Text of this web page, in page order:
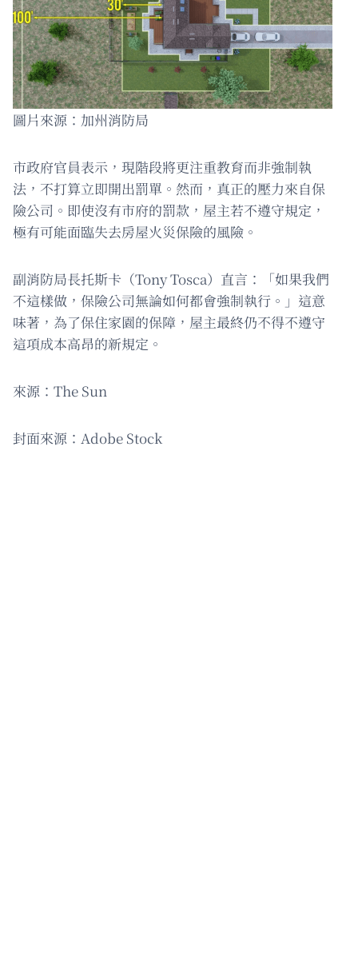
圖片來源：加州消防局
市政府官員表示，現階段將更注重教育而非強制執
法，不打算立即開出罰單。然而，真正的壓力來自保
險公司。即使沒有市府的罰款，屋主若不遵守規定，
極有可能面臨失去房屋火災保險的風險。
副消防局長托斯卡（Tony Tosca）直言：「如果我們
不這樣做，保險公司無論如何都會強制執行。」這意
味著，為了保住家園的保障，屋主最終仍不得不遵守
這項成本高昂的新規定。
來源：The Sun
封面來源：Adobe Stock